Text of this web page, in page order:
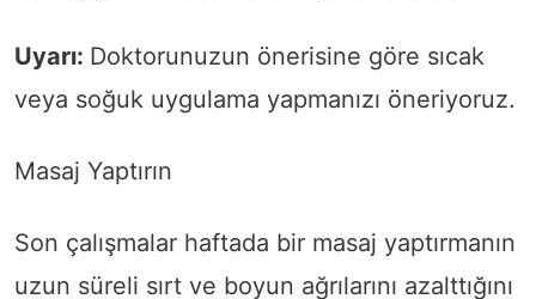
Uyarı: Doktorunuzun önerisine göre sıcak
veya soğuk uygulama yapmanızı öneriyoruz.
Masaj Yaptırın
Son çalışmalar haftada bir masaj yaptırmanın
uzun süreli sırt ve boyun ağrılarını azalttığını